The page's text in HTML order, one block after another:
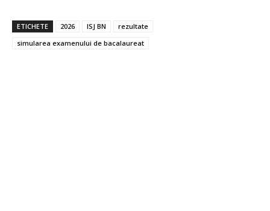
ETICHETE 2026 ISJ BN
rezultate
simularea examenului de bacalaureat